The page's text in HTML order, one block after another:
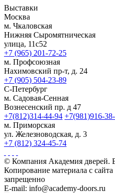
Выставки
Москва
м. Чкаловская
Нижняя Сыромятническая
улица, 11с52
+7 (965) 201-72-25
м. Профсоюзная
Нахимовский пр-т, д. 24
+7 (905) 504-23-89
С-Петербург
м. Садовая-Сенная
Вознесенский пр. д 47
+7(812)314-44-94 +7(981)916-
м. Приморская
ул. Железноводская, д. 3
+7 (812) 324-45-74
© Компания Академия дверей.
Копирование материала с
запрещенно
E-mail: info@academy-doors.ru